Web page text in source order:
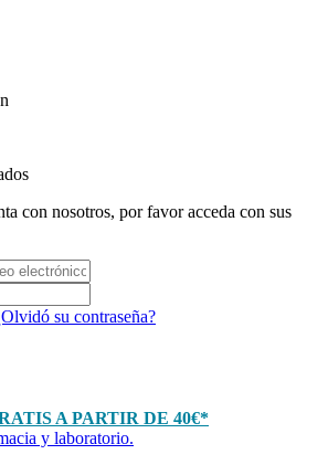
con nosotros, por favor acceda con sus
su contraseña?
A PARTIR DE 40€*
y laboratorio.